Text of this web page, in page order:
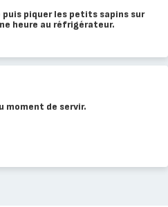
piquer les petits sapins sur
heure au réfrigérateur.
moment de servir.